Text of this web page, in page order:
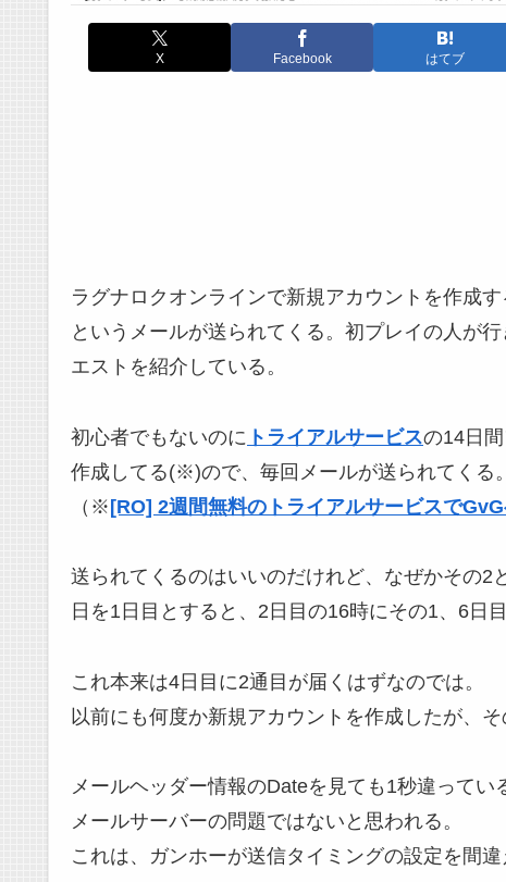
X Facebook はてブ
ラグナロクオンラインで新規アカウントを作成
というメールが送られてくる。初プレイの人が
エストを紹介している。
初心者でもないのに トライアルサービスの14日
作成してる(※)ので、毎回メールが送られてくる。
（※[RO] 2週間無料のトライアルサービスで
送られてくるのはいいのだけれど、なぜかその2
日を1日目とすると、2日目の16時にその1、6日
これ本来は4日目に2通目が届くはずなのでは。
以前にも何度か新規アカウントを作成したが、
メールヘッダー情報のDateを見ても1秒違って
メールサーバーの問題ではないと思われる。
これは、ガンホーが送信タイミングの設定を間違